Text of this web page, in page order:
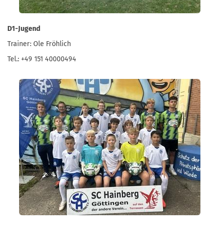
D1-Jugend
Trainer: Ole Fröhlich
Tel.: +49 151 40000494